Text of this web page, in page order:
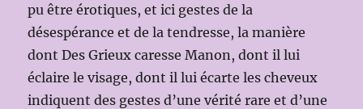
pu être érotiques, et ici gestes de la
désespérance et de la tendresse, la manière
dont Des Grieux caresse Manon, dont il lui
éclaire le visage, dont il lui écarte les cheveux
indiquent des gestes d’une vérité rare et d’une